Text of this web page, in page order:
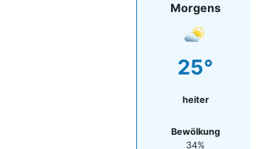
Morgens
25°
heiter
Bewölkung
34%